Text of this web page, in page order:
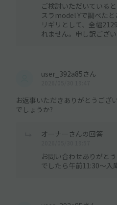
ご検討いただいている
スラmodel Yで調べた
リギリとして、全幅
れません。申し訳ござい
user_392a85さん
お返事いただきありがとうござ
でしょうか?
オーナーさんの回答
お問い合わせありがと
でしたら午前11:30〜入